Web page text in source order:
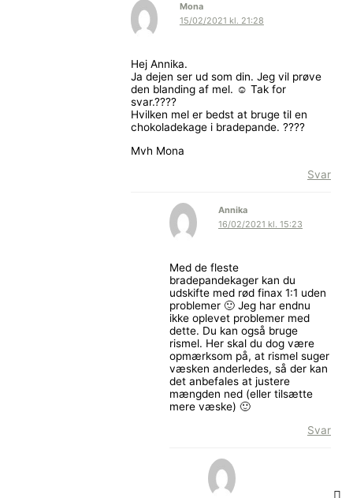
Mona
15/02/2021 kl. 21:28
Hej Annika.
Ja dejen ser ud som din. Jeg vil prøve
den blanding af mel. ☺️ Tak for
svar.????
Hvilken mel er bedst at bruge til en
chokoladekage i bradepande. ????
Mvh Mona
Svar
Annika
16/02/2021 kl. 15:23
Med de fleste
bradepandekager kan du
udskifte med rød finax 1:1 uden
problemer 🙂 Jeg har endnu
ikke oplevet problemer med
dette. Du kan også bruge
rismel. Her skal du dog være
opmærksom på, at rismel suger
væsken anderledes, så der kan
det anbefales at justere
mængden ned (eller tilsætte
mere væske) 🙂
Svar